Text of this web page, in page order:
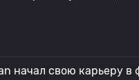
начал свою карьеру в